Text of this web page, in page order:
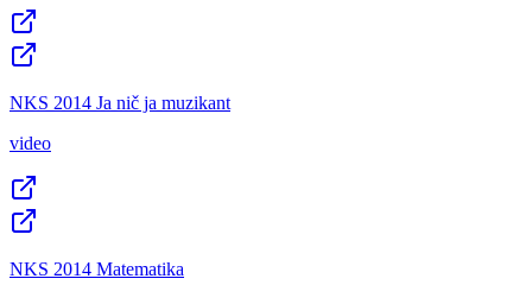
NKS 2014 Ja nič ja muzikant
video
NKS 2014 Matematika